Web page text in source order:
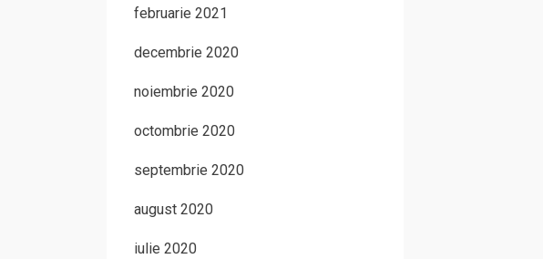
februarie 2021
decembrie 2020
noiembrie 2020
octombrie 2020
septembrie 2020
august 2020
iulie 2020